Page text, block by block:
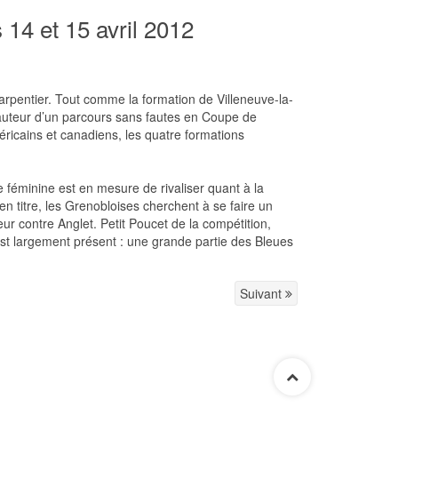
et 15 avril 2012
Tout comme la formation de Villeneuve-la-
d’un parcours sans fautes en Coupe de
et canadiens, les quatre formations
est en mesure de rivaliser quant à la
titre, les Grenobloises cherchent à se faire un
contre Anglet. Petit Poucet de la compétition,
largement présent : une grande partie des Bleues
Suivant